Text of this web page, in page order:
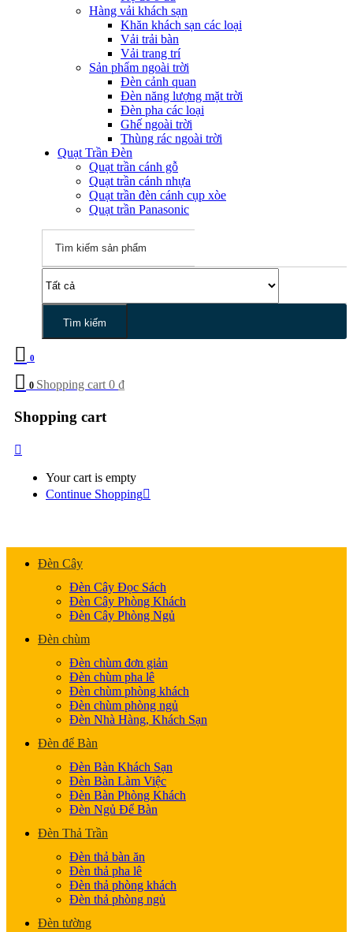
Hàng vải khách sạn
Khăn khách sạn các loại
Vải trải bàn
Vải trang trí
Sản phẩm ngoài trời
Đèn cảnh quan
Đèn năng lượng mặt trời
Đèn pha các loại
Ghế ngoài trời
Thùng rác ngoài trời
Quạt Trần Đèn
Quạt trần cánh gỗ
Quạt trần cánh nhựa
Quạt trần đèn cánh cụp xòe
Quạt trần Panasonic
Tìm kiếm
0
0 Shopping cart 0 ₫
Shopping cart
Your cart is empty
Continue Shopping
Đèn Cây
Đèn Cây Đọc Sách
Đèn Cây Phòng Khách
Đèn Cây Phòng Ngủ
Đèn chùm
Đèn chùm đơn giản
Đèn chùm pha lê
Đèn chùm phòng khách
Đèn chùm phòng ngủ
Đèn Nhà Hàng, Khách Sạn
Đèn để Bàn
Đèn Bàn Khách Sạn
Đèn Bàn Làm Việc
Đèn Bàn Phòng Khách
Đèn Ngủ Để Bàn
Đèn Thả Trần
Đèn thả bàn ăn
Đèn thả pha lê
Đèn thả phòng khách
Đèn thả phòng ngủ
Đèn tường